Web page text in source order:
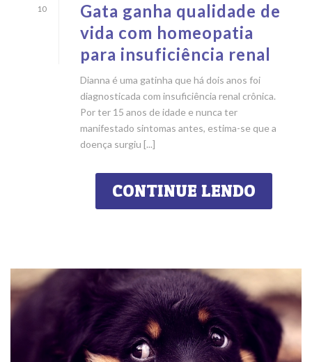
10
Gata ganha qualidade de
vida com homeopatia
para insuficiência renal
Dianna é uma gatinha que há dois anos foi
diagnosticada com insuficiência renal crônica.
Por ter 15 anos de idade e nunca ter
manifestado sintomas antes, estima-se que a
doença surgiu [...]
CONTINUE LENDO